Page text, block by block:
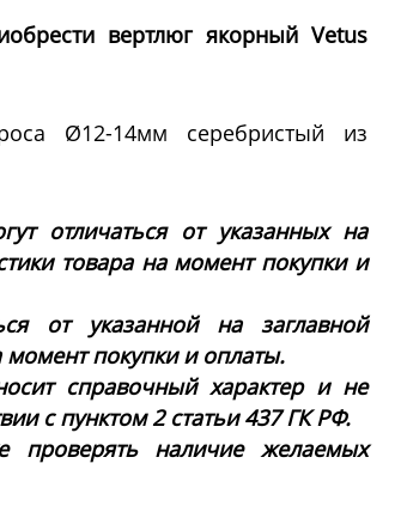
вертлюг якорный Vetus
Ø12-14мм серебристый из
отличаться от указанных на
товара на момент покупки и
от указанной на заглавной
покупки и оплаты.
справочный характер и не
с пунктом 2 статьи 437 ГК РФ.
проверять наличие желаемых